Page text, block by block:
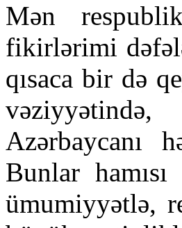
Mən
fikirlərimi
qısaca bir də
Azərbaycanı
Bunlar
ümumiyyətlə,